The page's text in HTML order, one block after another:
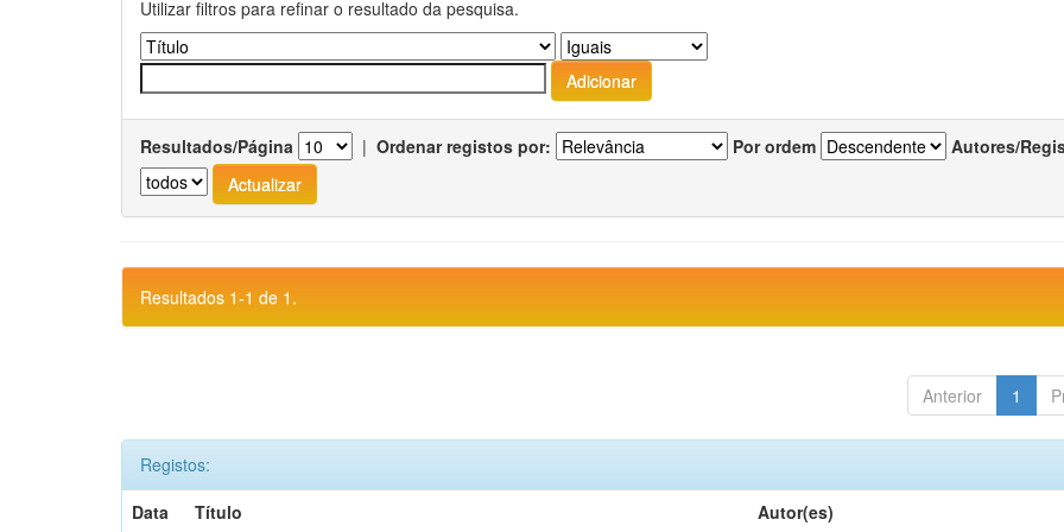
Utilizar filtros para refinar o resultado da pesquisa.
Resultados/Página | Ordenar registos por: Por ordem Autores/
Resultados 1-1 de 1.
Anterior 1
Registos:
Data
Título Autor(es)